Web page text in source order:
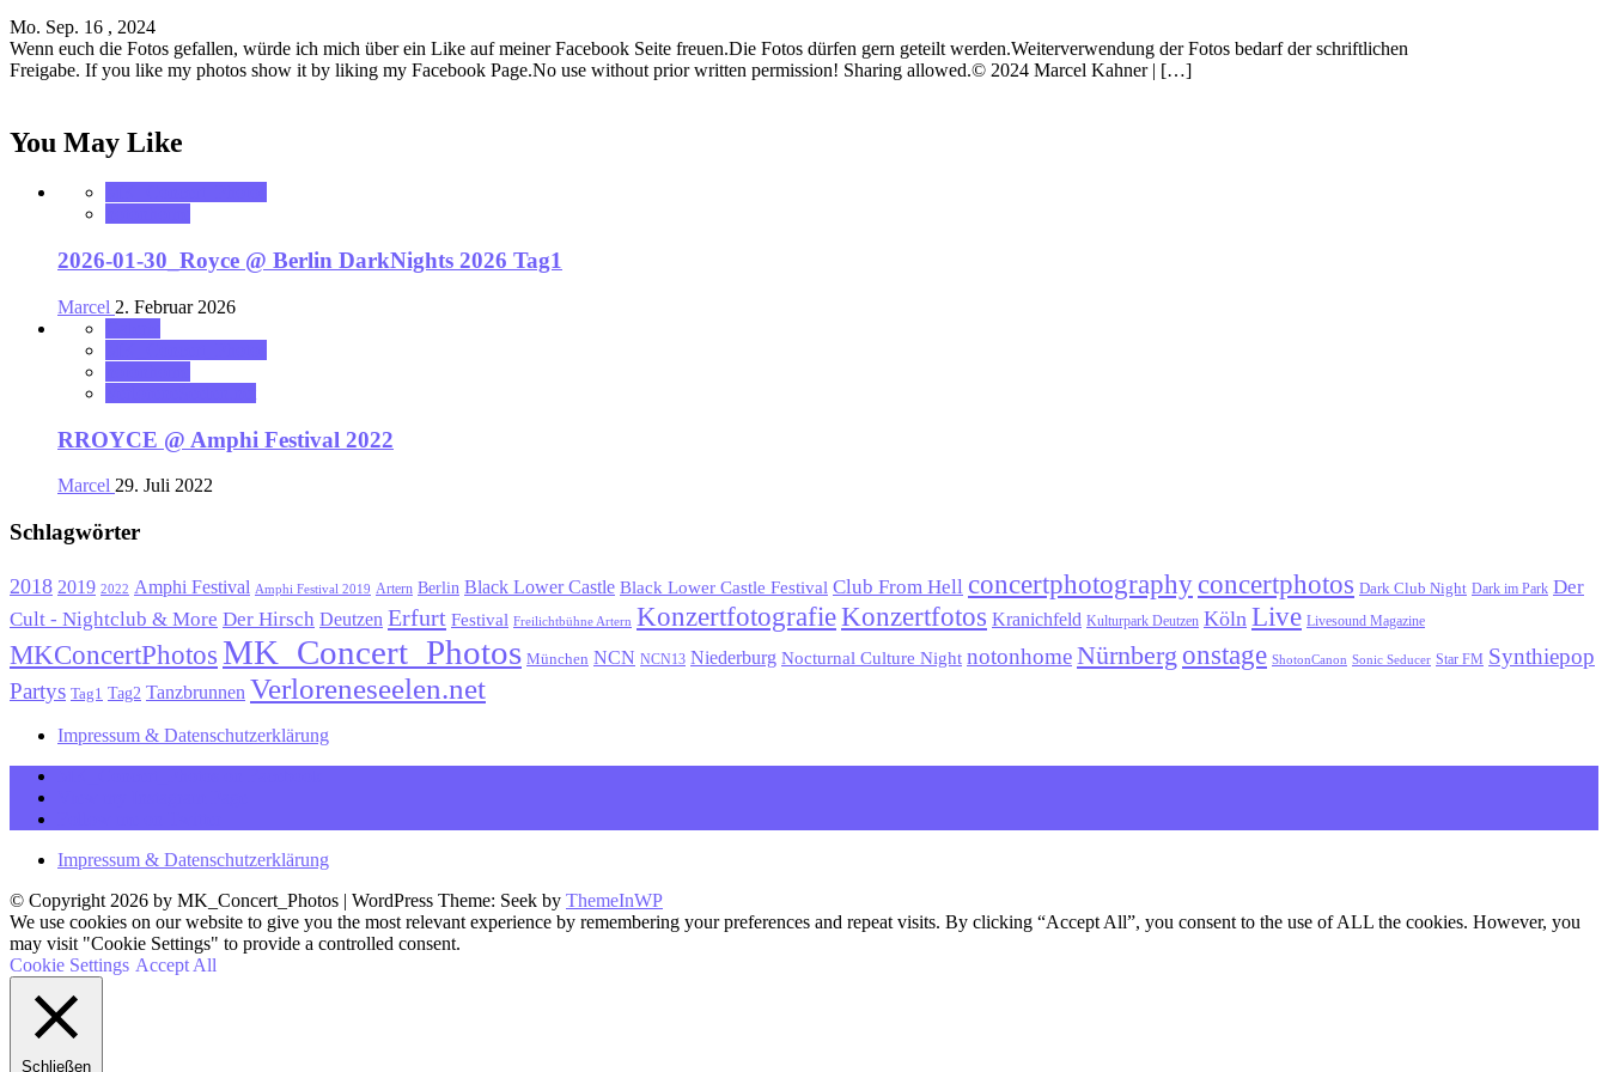
Mo. Sep. 16 , 2024
Wenn euch die Fotos gefallen, würde ich mich über ein Like auf meiner Facebook Seite freuen.Die Fotos dürfen gern geteilt werden.Weiterverwendung der Fotos bedarf der schriftlichen
Freigabe. If you like my photos show it by liking my Facebook Page.No use without prior written permission! Sharing allowed.© 2024 Marcel Kahner | […]
You May Like
2026-01-30_Royce @ Berlin DarkNights 2026 Tag1
Marcel 2. Februar 2026
RROYCE @ Amphi Festival 2022
Marcel 29. Juli 2022
Schlagwörter
2018 2019 2022 Amphi Festival Amphi Festival 2019 Artern Berlin Black Lower Castle Black Lower Castle Festival Club From Hell concertphotographyconcertphotos Dark Club Night Dark im Park Der
Cult - Nightclub & More Der Hirsch Deutzen Erfurt Festival Freilichtbühne Artern KonzertfotografieKonzertfotos Kranichfeld Kulturpark Deutzen Köln Live Livesound Magazine
MKConcertPhotos MK_Concert_Photos München NCN NCN13 Niederburg Nocturnal Culture Night notonhome Nürnberg onstage ShotonCanon Sonic Seducer Star FM Synthiepop
Partys Tag1 Tag2 Tanzbrunnen Verloreneseelen.net
Impressum & Datenschutzerklärung
Impressum & Datenschutzerklärung
© Copyright 2026 by MK_Concert_Photos | WordPress Theme: Seek by ThemeInWP
We use cookies on our website to give you the most relevant experience by remembering your preferences and repeat visits. By clicking “Accept All”, you consent to the use of ALL the cookies. However, you
may visit "Cookie Settings" to provide a controlled consent.
Cookie Settings Accept All
Schließen